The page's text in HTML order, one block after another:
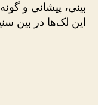
بینی، پیشانی و
این لک‌ها در بین سنین 20 تا 30